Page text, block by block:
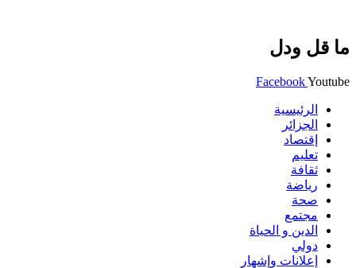
ما قل ودل
FacebookYoutube
الرئيسية
الجزائر
إقتصاد
تعليم
ثقافة
رياضة
صحة
مجتمع
الدين و الحياة
دولي
إعلانات وإشهار